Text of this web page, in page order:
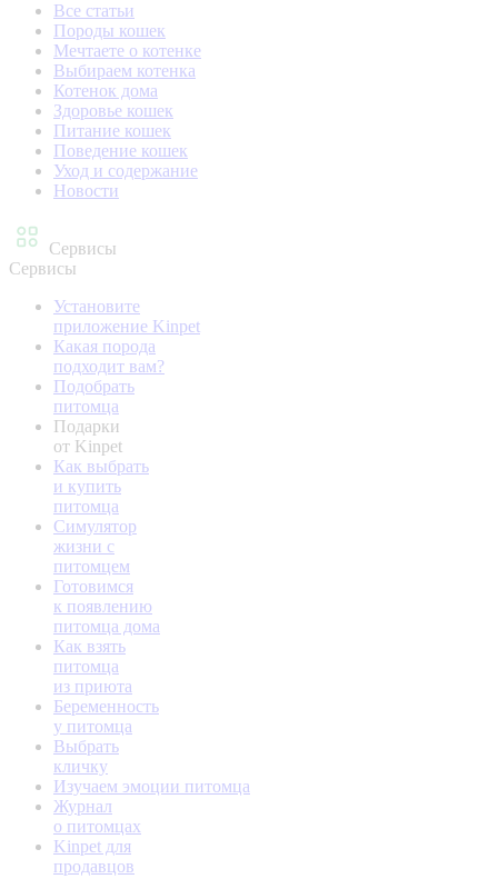
Все статьи
Породы кошек
Мечтаете о котенке
Выбираем котенка
Котенок дома
Здоровье кошек
Питание кошек
Поведение кошек
Уход и содержание
Новости
Сервисы
Сервисы
Установите
приложение Kinpet
Какая порода
подходит вам?
Подобрать
питомца
Подарки
от Kinpet
Как выбрать
и купить
питомца
Симулятор
жизни с
питомцем
Готовимся
к появлению
питомца дома
Как взять
питомца
из приюта
Беременность
у питомца
Выбрать
кличку
Изучаем эмоции питомца
Журнал
о питомцах
Kinpet для
продавцов